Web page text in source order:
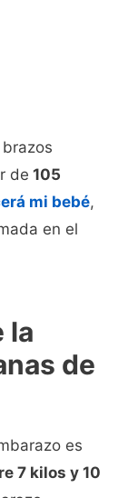
de 105
mi bebé,
en el
la
de
es
7 kilos y 10